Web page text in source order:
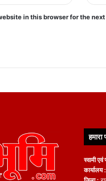
in this browser for the
हमारा
स्वामी
कार्यालय :